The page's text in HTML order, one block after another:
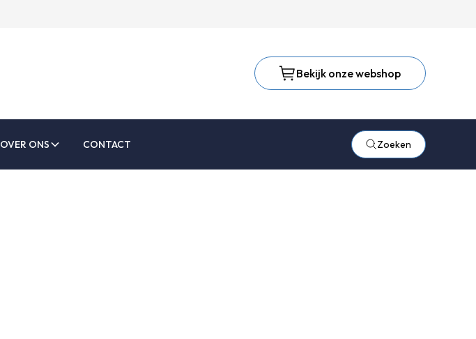
Bekijk onze webshop
OVER ONS CONTACT Zoeken